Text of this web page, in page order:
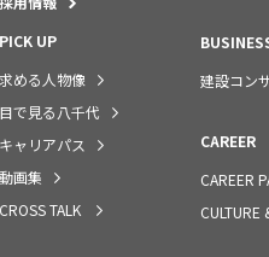
PICK UP
求める人物像
目で見る八千代
キャリアパス
動画集
CROSS TALK
建設コン
CAREER
CAREER
CULTURE